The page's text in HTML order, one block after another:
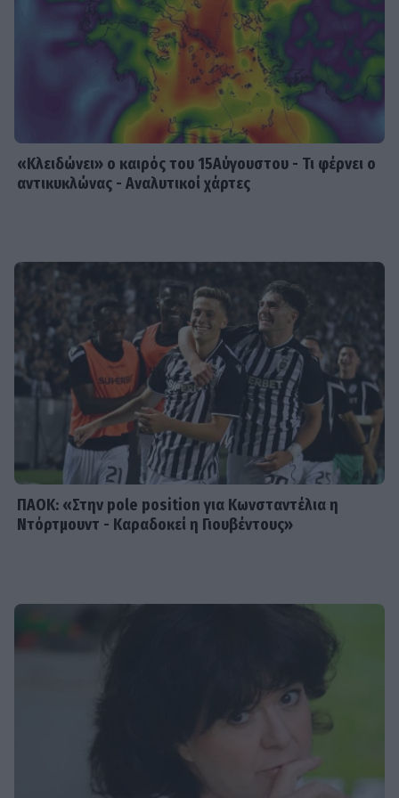
την κρατούν «αγέραστη» στα 49
Χριστίνα Τσάφου: «Η Μαριλού θα
είναι πάντα οικογένειά μου»
Daphne Lawrence: «Το πρώτο μου
τραγούδι το έγραψα όταν πήγαινα Ε’
Δημοτικού¬
Μπαμπά σ’ αγαπώ - Ελένη Σακκά: Η
Μαίρη δεν λειτουργεί συνειδητά για
να δημιουργεί χάος
«Κλειδώνει» ο καιρός του 15Αύγουστου - Τι φέρνει ο
αντικυκλώνας - Αναλυτικοί χάρτες
ΠΑΟΚ: «Στην pole position για Κωνσταντέλια η
Ντόρτμουντ - Καραδοκεί η Γιουβέντους»